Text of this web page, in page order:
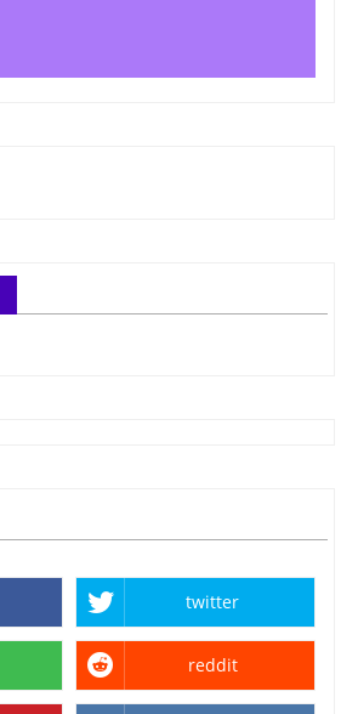
twitter
reddit